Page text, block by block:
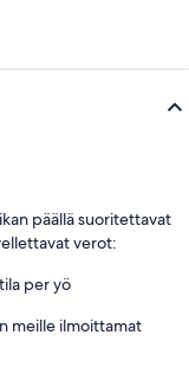
päällä suoritettavat
verot:
per yö
meille ilmoittamat